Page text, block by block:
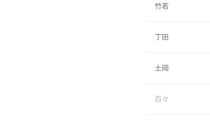
竹若
丁田
土岡
百々